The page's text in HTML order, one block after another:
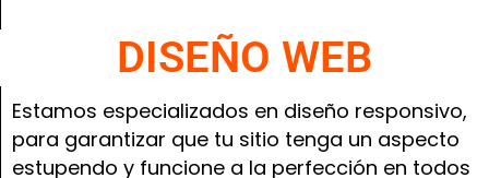
DISEÑO WEB
Estamos especializados en diseño responsivo,
para garantizar que tu sitio tenga un aspecto
estupendo y funcione a la perfección en todos